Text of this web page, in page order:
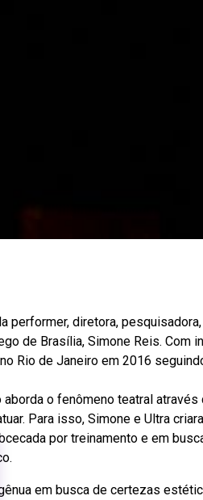
performer, diretora,
de Brasília, Simone Reis. Com
Rio de Janeiro em 2016
o fenômeno teatral
Para isso, Simone e Ultra
por treinamento e em
em busca de certezas